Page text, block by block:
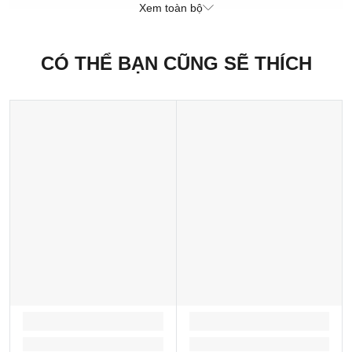
Xem toàn bộ
CÓ THỂ BẠN CŨNG SẼ THÍCH